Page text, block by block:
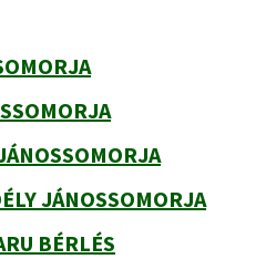
JÁNOSSOMORJA
BÉRLÉS